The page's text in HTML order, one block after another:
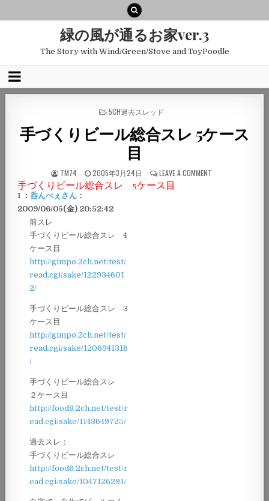
緑の風が通るお家ver.3
The Story with Wind/Green/Stove and ToyPoodle
POSTED
5CH過去スレッド
手づくりビール総合スレ 5ケース
目
TM74 2005年3月24日 LEAVE A COMMENT
手づくりビール総合スレ 5ケース目
1 ：呑んべぇさん ：
2009/06/05(金) 20:52:42
前スレ
手づくりビール総合スレ 4
ケース目
http://gimpo.2ch.net/test/
read.cgi/sake/122934601
2/
手づくりビール総合スレ 3
ケース目
http://gimpo.2ch.net/test/
read.cgi/sake/1206941316
/
手づくりビール総合スレ
２ケース目
http://food8.2ch.net/test/r
ead.cgi/sake/1143649725/
過去スレ：
手づくりビール総合スレ
http://food6.2ch.net/test/r
ead.cgi/sake/1047126291/